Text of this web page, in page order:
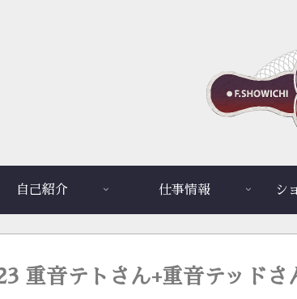
自己紹介 仕事情報 シ
重音テトさん+重音テッドさ